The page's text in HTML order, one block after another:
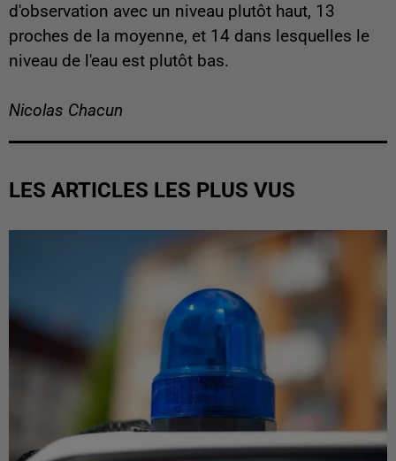
d'observation avec un niveau plutôt haut, 13
proches de la moyenne, et 14 dans lesquelles le
niveau de l'eau est plutôt bas.
Nicolas Chacun
LES ARTICLES LES PLUS VUS